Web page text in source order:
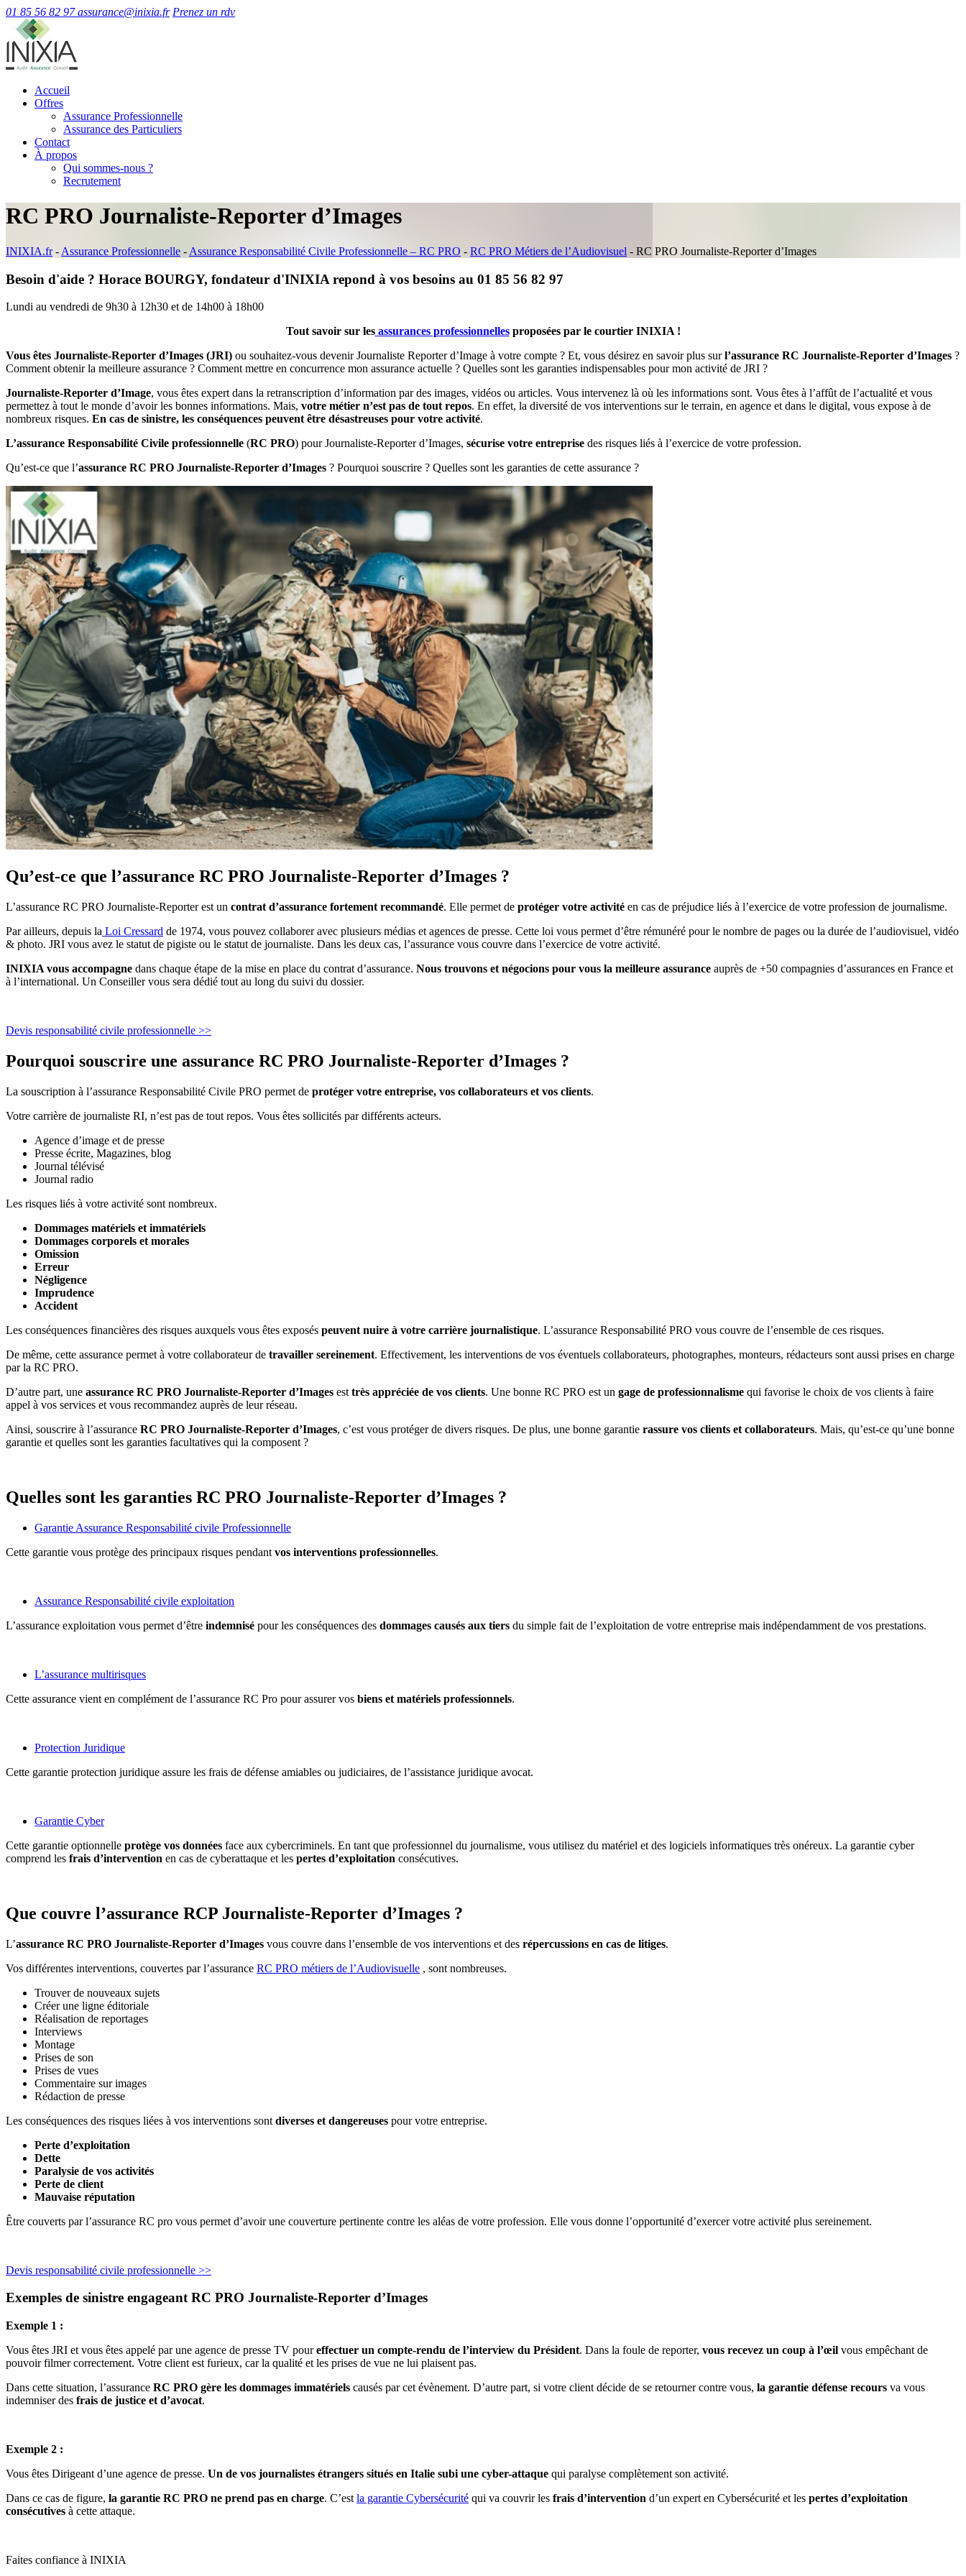
01 85 56 82 97 assurance@inixia.fr Prenez un rdv
Accueil
Offres
Assurance Professionnelle
Assurance des Particuliers
Contact
À propos
Qui sommes-nous ?
Recrutement
RC PRO Journaliste-Reporter d’Images
INIXIA.fr- Assurance Professionnelle - Assurance Responsabilité Civile Professionnelle – RC PRO - RC PRO Métiers de l’Audiovisuel - RC PRO Journaliste-Reporter d’Images
Besoin d'aide ? Horace BOURGY, fondateur d'INIXIA repond à vos besoins au 01 85 56 82 97
Lundi au vendredi de 9h30 à 12h30 et de 14h00 à 18h00
Tout savoir sur lesassurances professionnellesproposées par le courtier INIXIA !
Vous êtes Journaliste-Reporter d’Images (JRI) ou souhaitez-vous devenir Journaliste Reporter d’Image à votre compte ? Et, vous désirez en savoir plus surl’assurance RC Journaliste-Reporter d’Images ?
Comment obtenir la meilleure assurance ? Comment mettre en concurrence mon assurance actuelle ? Quelles sont les garanties indispensables pour mon activité de JRI ?
Journaliste-Reporter d’Image, vous êtes expert dans la retranscription d’information par des images, vidéos ou articles. Vous intervenez là où les informations sont. Vous êtes à l’affût de l’actualité et vous
permettez à tout le monde d’avoir les bonnes informations. Mais, votre métier n’est pas de tout repos. En effet, la diversité de vos interventions sur le terrain, en agence et dans le digital, vous expose à de
nombreux risques. En cas de sinistre, les conséquences peuvent être désastreuses pour votre activité.
L’assurance Responsabilité Civile professionnelle (RC PRO) pour Journaliste-Reporter d’Images, sécurise votre entreprise des risques liés à l’exercice de votre profession.
Qu’est-ce que l’assurance RC PRO Journaliste-Reporter d’Images ? Pourquoi souscrire ? Quelles sont les garanties de cette assurance ?
Qu’est-ce que l’assurance RC PRO Journaliste-Reporter d’Images ?
L’assurance RC PRO Journaliste-Reporter est un contrat d’assurance fortement recommandé. Elle permet de protéger votre activité en cas de préjudice liés à l’exercice de votre profession de journalisme.
Par ailleurs, depuis la Loi Cressard de 1974, vous pouvez collaborer avec plusieurs médias et agences de presse. Cette loi vous permet d’être rémunéré pour le nombre de pages ou la durée de l’audiovisuel, vidéo
& photo. JRI vous avez le statut de pigiste ou le statut de journaliste. Dans les deux cas, l’assurance vous couvre dans l’exercice de votre activité.
INIXIA vous accompagne dans chaque étape de la mise en place du contrat d’assurance. Nous trouvons et négocions pour vous la meilleure assurance auprès de +50 compagnies d’assurances en France et
à l’international. Un Conseiller vous sera dédié tout au long du suivi du dossier.
Devis responsabilité civile professionnelle >>
Pourquoi souscrire une assurance RC PRO Journaliste-Reporter d’Images ?
La souscription à l’assurance Responsabilité Civile PRO permet de protéger votre entreprise, vos collaborateurs et vos clients.
Votre carrière de journaliste RI, n’est pas de tout repos. Vous êtes sollicités par différents acteurs.
Agence d’image et de presse
Presse écrite, Magazines, blog
Journal télévisé
Journal radio
Les risques liés à votre activité sont nombreux.
Dommages matériels et immatériels
Dommages corporels et morales
Omission
Erreur
Négligence
Imprudence
Accident
Les conséquences financières des risques auxquels vous êtes exposés peuvent nuire à votre carrière journalistique. L’assurance Responsabilité PRO vous couvre de l’ensemble de ces risques.
De même, cette assurance permet à votre collaborateur de travailler sereinement. Effectivement, les interventions de vos éventuels collaborateurs, photographes, monteurs, rédacteurs sont aussi prises en charge
par la RC PRO.
D’autre part, une assurance RC PRO Journaliste-Reporter d’Images est très appréciée de vos clients. Une bonne RC PRO est un gage de professionnalisme qui favorise le choix de vos clients à faire
appel à vos services et vous recommandez auprès de leur réseau.
Ainsi, souscrire à l’assurance RC PRO Journaliste-Reporter d’Images, c’est vous protéger de divers risques. De plus, une bonne garantie rassure vos clients et collaborateurs. Mais, qu’est-ce qu’une bonne
garantie et quelles sont les garanties facultatives qui la composent ?
Quelles sont les garanties RC PRO Journaliste-Reporter d’Images ?
Garantie Assurance Responsabilité civile Professionnelle
Cette garantie vous protège des principaux risques pendant vos interventions professionnelles.
Assurance Responsabilité civile exploitation
L’assurance exploitation vous permet d’être indemnisé pour les conséquences des dommages causés aux tiers du simple fait de l’exploitation de votre entreprise mais indépendamment de vos prestations.
L’assurance multirisques
Cette assurance vient en complément de l’assurance RC Pro pour assurer vos biens et matériels professionnels.
Protection Juridique
Cette garantie protection juridique assure les frais de défense amiables ou judiciaires, de l’assistance juridique avocat.
Garantie Cyber
Cette garantie optionnelle protège vos données face aux cybercriminels. En tant que professionnel du journalisme, vous utilisez du matériel et des logiciels informatiques très onéreux. La garantie cyber
comprend les frais d’intervention en cas de cyberattaque et les pertes d’exploitation consécutives.
Que couvre l’assurance RCP Journaliste-Reporter d’Images ?
L’assurance RC PRO Journaliste-Reporter d’Images vous couvre dans l’ensemble de vos interventions et des répercussions en cas de litiges.
Vos différentes interventions, couvertes par l’assurance RC PRO métiers de l’Audiovisuelle , sont nombreuses.
Trouver de nouveaux sujets
Créer une ligne éditoriale
Réalisation de reportages
Interviews
Montage
Prises de son
Prises de vues
Commentaire sur images
Rédaction de presse
Les conséquences des risques liées à vos interventions sont diverses et dangereuses pour votre entreprise.
Perte d’exploitation
Dette
Paralysie de vos activités
Perte de client
Mauvaise réputation
Être couverts par l’assurance RC pro vous permet d’avoir une couverture pertinente contre les aléas de votre profession. Elle vous donne l’opportunité d’exercer votre activité plus sereinement.
Devis responsabilité civile professionnelle >>
Exemples de sinistre engageant RC PRO Journaliste-Reporter d’Images
Exemple 1 :
Vous êtes JRI et vous êtes appelé par une agence de presse TV poureffectuer un compte-rendu de l’interview du Président. Dans la foule de reporter, vous recevez un coup à l’œil vous empêchant de
pouvoir filmer correctement. Votre client est furieux, car la qualité et les prises de vue ne lui plaisent pas.
Dans cette situation, l’assurance RC PRO gère les dommages immatériels causés par cet évènement. D’autre part, si votre client décide de se retourner contre vous, la garantie défense recours va vous
indemniser des frais de justice et d’avocat.
Exemple 2 :
Vous êtes Dirigeant d’une agence de presse. Un de vos journalistes étrangers situés en Italie subi une cyber-attaque qui paralyse complètement son activité.
Dans ce cas de figure, la garantie RC PRO ne prend pas en charge. C’est la garantie Cybersécurité qui va couvrir les frais d’intervention d’un expert en Cybersécurité et les pertes d’exploitation
consécutives à cette attaque.
Faites confiance à INIXIA